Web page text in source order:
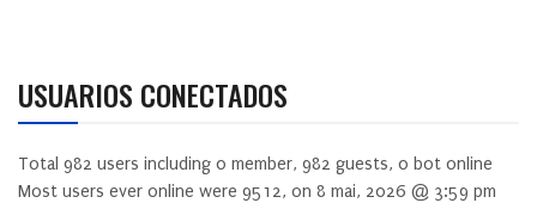
USUARIOS CONECTADOS
Total 982 users including 0 member, 982 guests, 0 bot online
Most users ever online were 9512, on 8 mai, 2026 @ 3:59 pm